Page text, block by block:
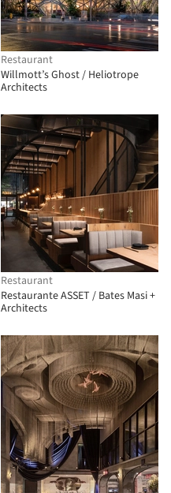
Restaurant
Willmott’s Ghost / Heliotrope
Architects
Restaurant
Restaurante ASSET / Bates Masi +
Architects